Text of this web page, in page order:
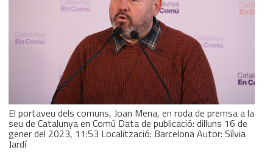
El portaveu dels comuns, Joan Mena, en roda de premsa a la
seu de Catalunya en Comú Data de publicació: dilluns 16 de
gener del 2023, 11:53 Localització: Barcelona Autor: Sílvia
Jardí